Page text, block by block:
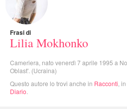
Frasi di
Lilia Mokhonko
Cameriera, nato venerdì 7 aprile 1995 a
Oblast'. (Ucraina)
Questo autore lo trovi anche in Racconti , in
Diario